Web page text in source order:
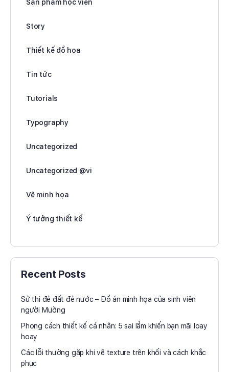
Sản phẩm học viên
Story
Thiết kế đồ họa
Tin tức
Tutorials
Typography
Uncategorized
Uncategorized @vi
Vẽ minh họa
Ý tưởng thiết kế
Recent Posts
Sử thi đẻ đất đẻ nước – Đồ án minh họa của sinh viên
người Mường
Phong cách thiết kế cá nhân: 5 sai lầm khiến bạn mãi loay
hoay
Các lỗi thường gặp khi vẽ texture trên khối và cách khắc
phục